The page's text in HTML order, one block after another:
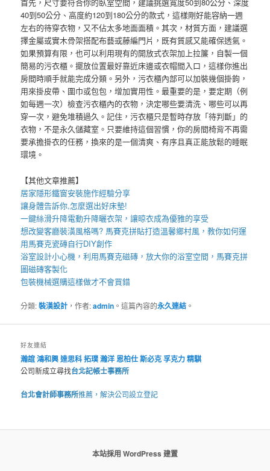
首先，尺寸要符合你的臥室空間，建議挑選寬度50到80公分、深度
40到50公分、高度約120到180公分的款式，這樣剛好能容納一週
左右的待穿衣物，又不佔太多地面面積。其次，材質方面，建議選
擇金屬或實木骨架搭配布藝或藤編門片，既有質感又能確保透氣。
如果預算有限，也可以利用現有的開放式衣架加上拉簾，自製一個
簡易的污衣櫃。擺放位置最好靠近床邊或衣帽間入口，這樣你進出
房間時順手就能完成分類。另外，污衣櫃內部可以加裝幾個掛鉤，
用來掛皮帶、圍巾或包包，增加實用性。最重要的是，要定期（例
如每週一次）檢查污衣櫃內的衣物，決定哪些要清洗、哪些可以再
穿一次，避免堆積過久。記住，污衣櫃只是暫時存放「待判斷」的
衣物，不是永久儲藏室。只要維持這個習慣，你的房間椅背不再需
要承擔掛衣的任務，換來的是一個清爽、有序且真正能放鬆的睡眠
環境。
【其他文章推薦】
居家隱形鐵窗安裝施作經驗分享
讓身體告訴你,怎麼選出好床墊!
一鍵絲滑升降電動升降曬衣架 ，讓晾衣成為優雅的享受
想改變客廳裝潢風格嗎? 馬賽克拼貼打造溫馨鄉村風，教你如何運
用馬賽克瓷磚自行DIY創作
浴室設計小心機，利用馬賽克磁磚 ，放大你的浴室空間， 馬賽克拼
圖磁磚客製化
包裝機械選購這樣做才不會買錯
分類:裝潢設計 ，作者:admin 。這篇內容的永久連結 。
好友連結
瀚誼鴻和興達思科拓璞瀚洋恩柏仕斯必克孚克力精騏
公司新成立尋找台北記帳士事務所
台北會計師事務所推薦，解決公司設立登記
本站採用 WordPress 建置